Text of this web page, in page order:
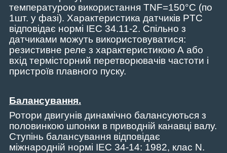
температурою використання TNF=150°C (по
1шт. у фазі). Характеристика датчиків PTC
відповідає нормі IEC 34.11-2. Спільно з
датчиками можуть використовуватися:
резистивне реле з характеристикою А або
вхід термісторний перетворювачів частоти і
пристроїв плавного пуску.
Балансування.
Ротори двигунів динамічно балансуються з
половинкою шпонки в приводній канавці валу.
Ступінь балансування відповідає
міжнародній нормі IEC 34-14: 1982, клас N.